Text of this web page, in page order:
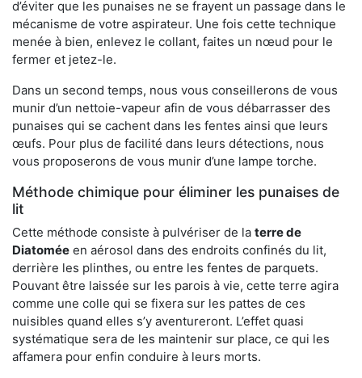
d’éviter que les punaises ne se frayent un passage dans le
mécanisme de votre aspirateur. Une fois cette technique
menée à bien, enlevez le collant, faites un nœud pour le
fermer et jetez-le.
Dans un second temps, nous vous conseillerons de vous
munir d’un nettoie-vapeur afin de vous débarrasser des
punaises qui se cachent dans les fentes ainsi que leurs
œufs. Pour plus de facilité dans leurs détections, nous
vous proposerons de vous munir d’une lampe torche.
Méthode chimique pour éliminer les punaises de
lit
Cette méthode consiste à pulvériser de la terre de
Diatomée en aérosol dans des endroits confinés du lit,
derrière les plinthes, ou entre les fentes de parquets.
Pouvant être laissée sur les parois à vie, cette terre agira
comme une colle qui se fixera sur les pattes de ces
nuisibles quand elles s’y aventureront. L’effet quasi
systématique sera de les maintenir sur place, ce qui les
affamera pour enfin conduire à leurs morts.